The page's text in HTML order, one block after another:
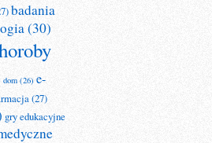
badania
(30)
dom (26) e-
(27)
gry edukacyjne